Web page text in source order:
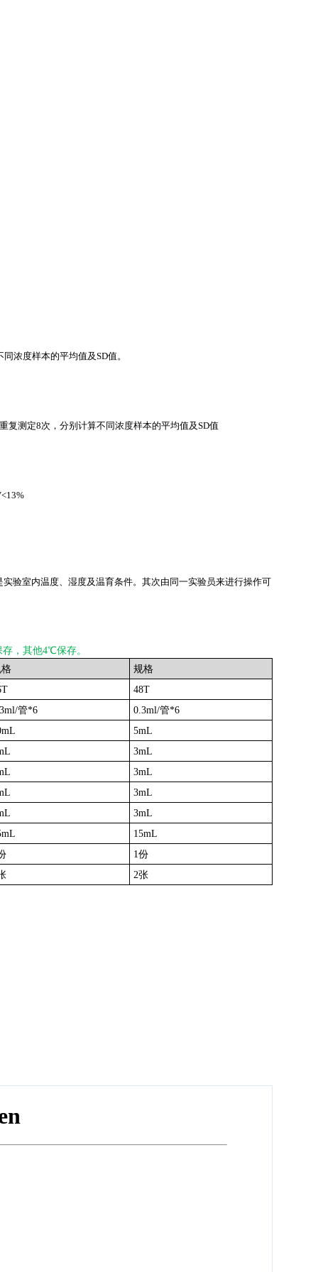
浓度样本的平均值及SD值。
复测定8次，分别计算不同浓度样本的平均值及SD值
验室内温度、湿度及温育条件。其次由同一实验员来进行操作可
，其他4℃保存。
规格
48T
管*6
0.3ml/管*6
5mL
3mL
3mL
3mL
3mL
15mL
1份
2张